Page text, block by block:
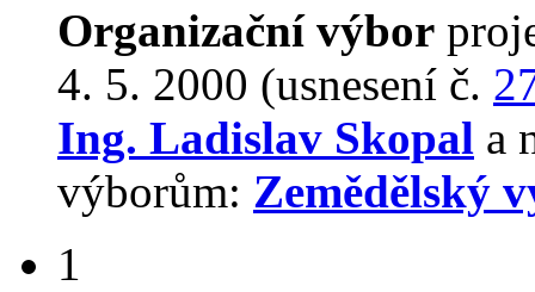
Organizační výbor
4. 5. 2000 (usnesení č.
Ing. Ladislav Skopal a
výborům: Zemědělský
1